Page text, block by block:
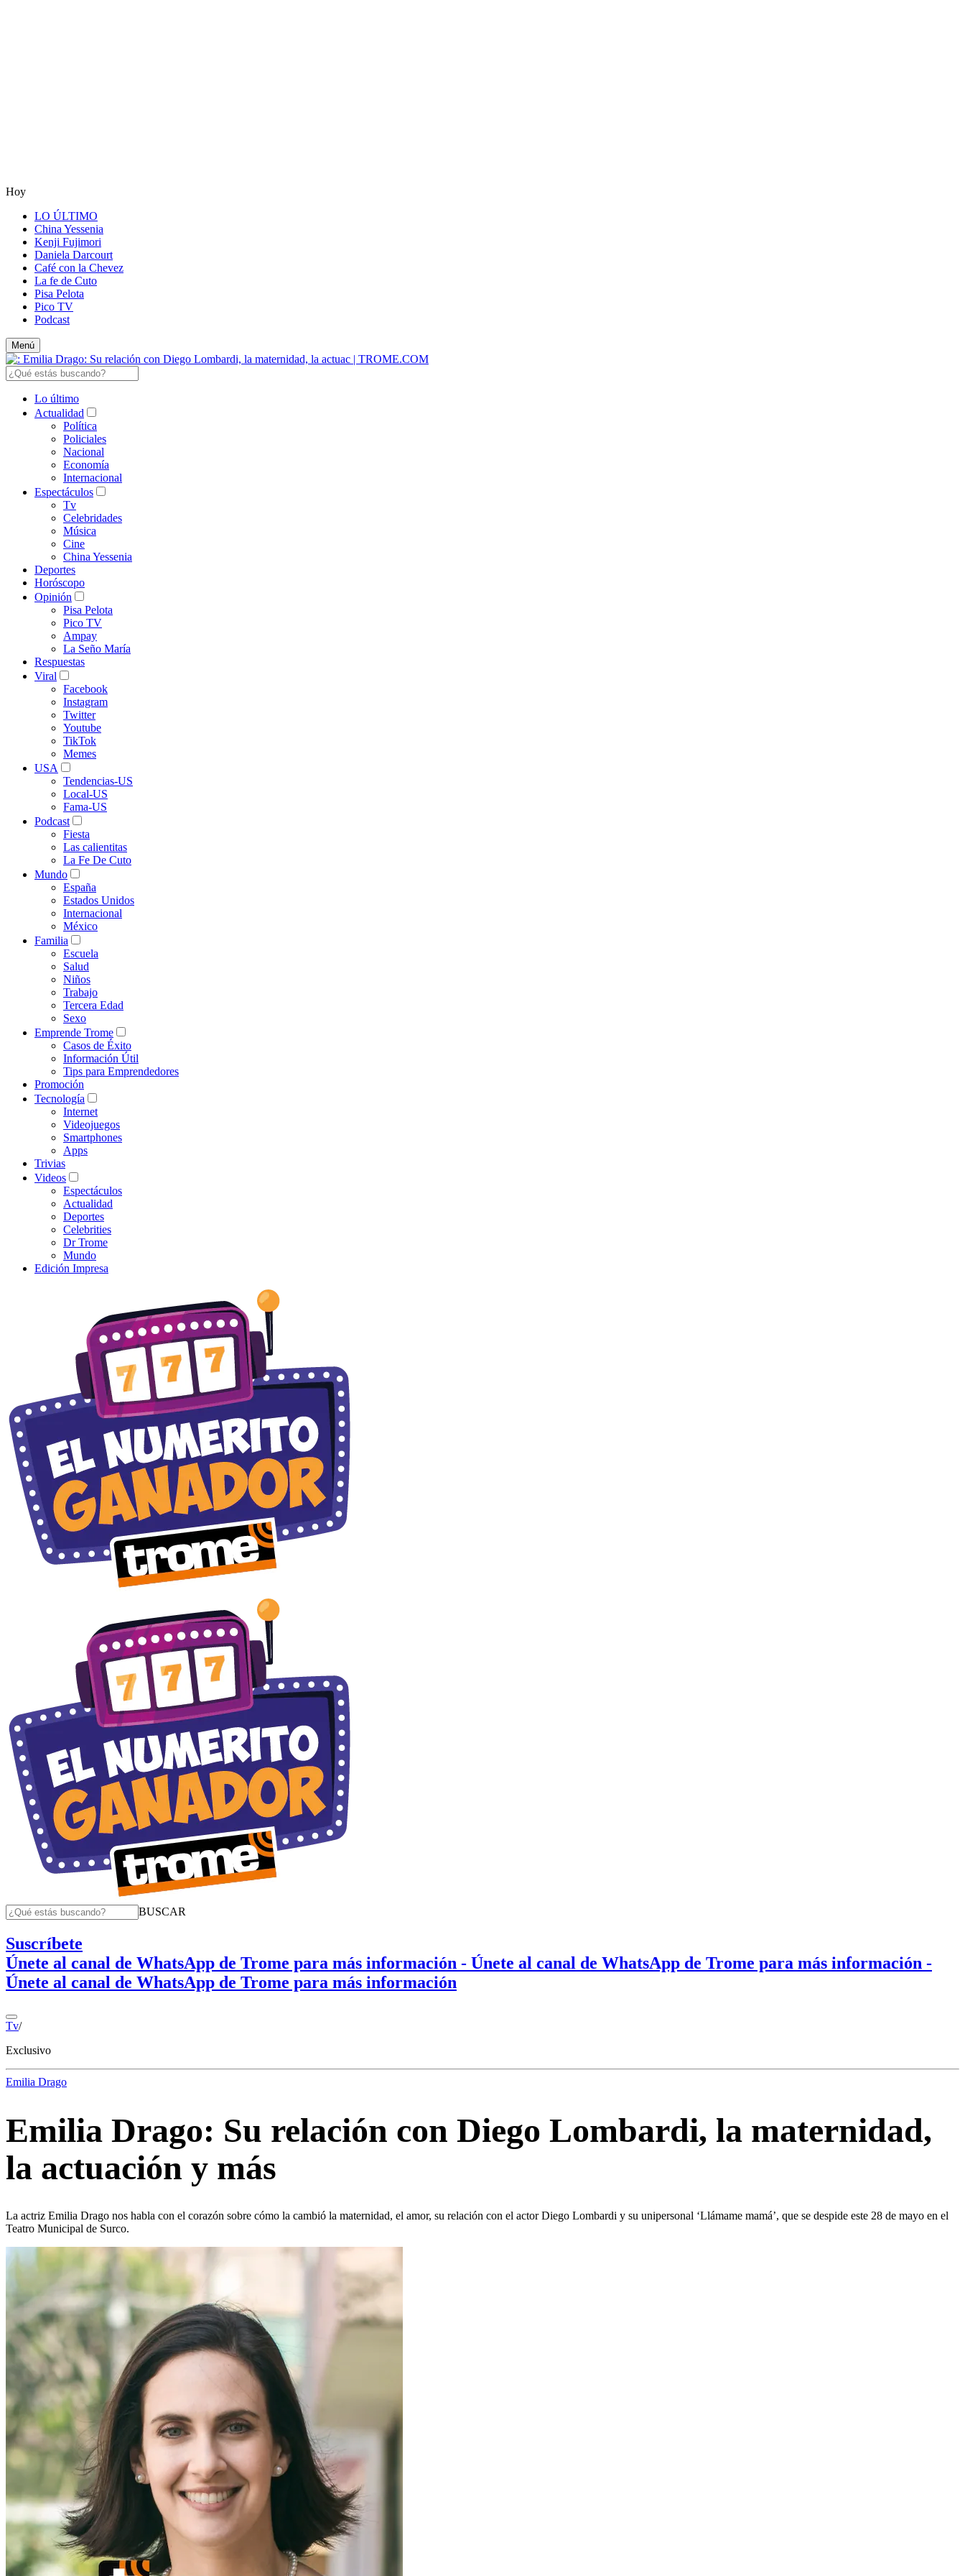
Hoy
LO ÚLTIMO
China Yessenia
Kenji Fujimori
Daniela Darcourt
Café con la Chevez
La fe de Cuto
Pisa Pelota
Pico TV
Podcast
Menú
Lo último
Actualidad
Política
Policiales
Nacional
Economía
Internacional
Espectáculos
Tv
Celebridades
Música
Cine
China Yessenia
Deportes
Horóscopo
Opinión
Pisa Pelota
Pico TV
Ampay
La Seño María
Respuestas
Viral
Facebook
Instagram
Twitter
Youtube
TikTok
Memes
USA
Tendencias-US
Local-US
Fama-US
Podcast
Fiesta
Las calientitas
La Fe De Cuto
Mundo
España
Estados Unidos
Internacional
México
Familia
Escuela
Salud
Niños
Trabajo
Tercera Edad
Sexo
Emprende Trome
Casos de Éxito
Información Útil
Tips para Emprendedores
Promoción
Tecnología
Internet
Videojuegos
Smartphones
Apps
Trivias
Videos
Espectáculos
Actualidad
Deportes
Celebrities
Dr Trome
Mundo
Edición Impresa
BUSCAR
Suscríbete
Únete al canal de WhatsApp de Trome para más información - Únete al canal de WhatsApp de Trome para más información -
Únete al canal de WhatsApp de Trome para más información
Tv/
Exclusivo
Emilia Drago
Emilia Drago: Su relación con Diego Lombardi, la maternidad,
la actuación y más
La actriz Emilia Drago nos habla con el corazón sobre cómo la cambió la maternidad, el amor, su relación con el actor Diego Lombardi y su unipersonal ‘Llámame mamá’, que se despide este 28 de mayo en el
Teatro Municipal de Surco.